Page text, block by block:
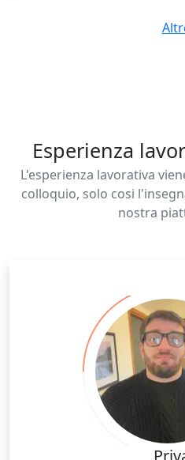
stesso tempo
Esperienza
L'esperienza lavorativa
colloquio, solo cosi
nostra